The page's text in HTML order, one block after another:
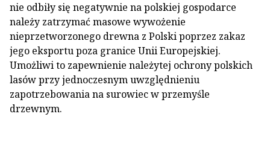
nie odbiły się negatywnie na polskiej gospodarce
należy zatrzymać masowe wywożenie
nieprzetworzonego drewna z Polski poprzez zakaz
jego eksportu poza granice Unii Europejskiej.
Umożliwi to zapewnienie należytej ochrony polskich
lasów przy jednoczesnym uwzględnieniu
zapotrzebowania na surowiec w przemyśle
drzewnym.